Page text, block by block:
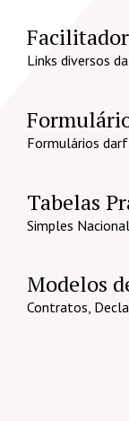
Links diversos
Formulários
Tabelas
Simples
Modelos
Contratos,